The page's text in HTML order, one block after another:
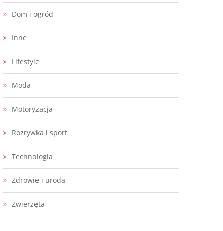
Dom i ogród
Inne
Lifestyle
Moda
Motoryzacja
Rozrywka i sport
Technologia
Zdrowie i uroda
Zwierzęta